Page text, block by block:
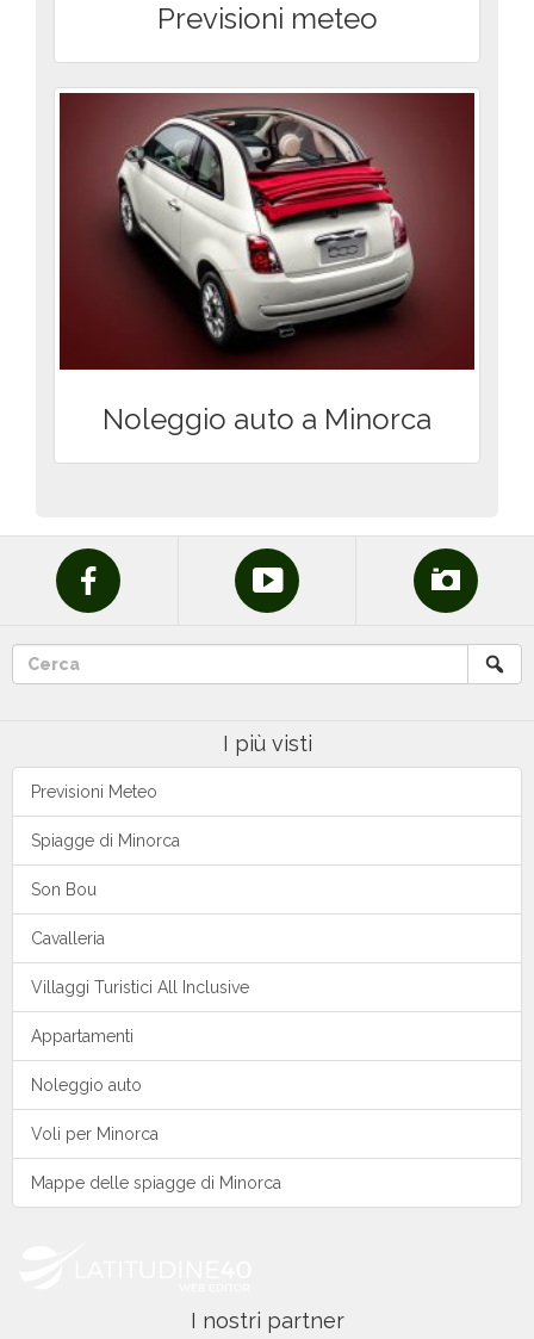
Previsioni meteo
Noleggio auto a Minorca
I più visti
Previsioni Meteo
Spiagge di Minorca
Son Bou
Cavalleria
Villaggi Turistici All Inclusive
Appartamenti
Noleggio auto
Voli per Minorca
Mappe delle spiagge di Minorca
I nostri partner